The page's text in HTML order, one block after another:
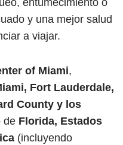
entumecimiento o
y una mejor salud
a viajar.
of Miami,
Fort Lauderdale,
County y los
de Florida, Estados
(incluyendo